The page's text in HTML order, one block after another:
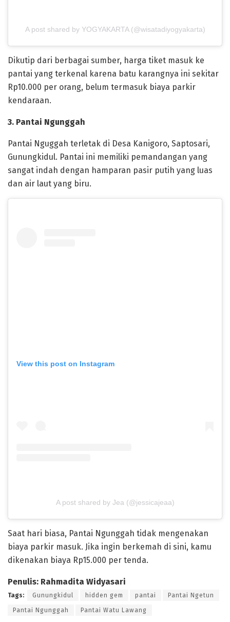
A post shared by YOGYAKARTA (@wisatadiyogyakarta)
Dikutip dari berbagai sumber, harga tiket masuk ke
pantai yang terkenal karena batu karangnya ini sekitar
Rp10.000 per orang, belum termasuk biaya parkir
kendaraan.
3. Pantai Ngunggah
Pantai Nguggah terletak di Desa Kanigoro, Saptosari,
Gunungkidul. Pantai ini memiliki pemandangan yang
sangat indah dengan hamparan pasir putih yang luas
dan air laut yang biru.
View this post on Instagram
A post shared by Jea (@jessicajeaa)
Saat hari biasa, Pantai Ngunggah tidak mengenakan
biaya parkir masuk. Jika ingin berkemah di sini, kamu
dikenakan biaya Rp15.000 per tenda.
Penulis: Rahmadita Widyasari
Tags: Gunungkidul hidden gem pantai Pantai Ngetun
Pantai Ngunggah Pantai Watu Lawang